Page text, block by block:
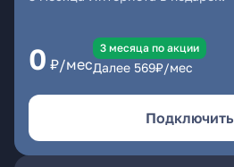
0 ₽/мес
3 месяцa по акции
Далее 569₽/мес
Подключить